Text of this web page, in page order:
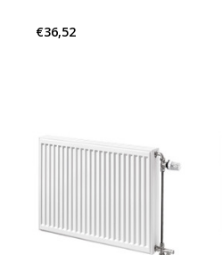
€36,52